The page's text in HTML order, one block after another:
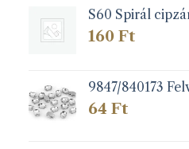
S60 Spirál
160 Ft
9847/840173
64 Ft